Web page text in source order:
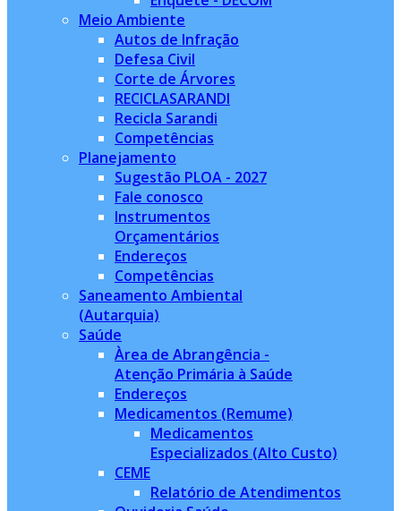
Meio Ambiente
Autos de Infração
Defesa Civil
Corte de Árvores
RECICLASARANDI
Recicla Sarandi
Competências
Planejamento
Sugestão PLOA - 2027
Fale conosco
Instrumentos
Orçamentários
Endereços
Competências
Saneamento Ambiental
(Autarquia)
Saúde
Àrea de Abrangência -
Atenção Primária à Saúde
Endereços
Medicamentos (Remume)
Medicamentos
Especializados (Alto Custo)
CEME
Relatório de Atendimentos